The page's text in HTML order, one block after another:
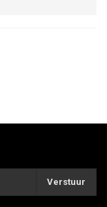
Verstuur